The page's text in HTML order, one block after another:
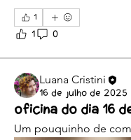
1
1 0
Luana Cristini
16 de julho de 2025
Oficina do dia 16
Um pouquinho de
Informações